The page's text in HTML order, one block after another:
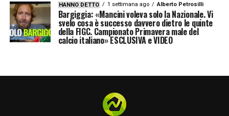
HANNO DETTO 1 settimana ago Alberto Petrosilli
Bargiggia: «Mancini voleva solo la Nazionale. Vi
svelo cosa è successo davvero dietro le quinte
della FIGC. Campionato Primavera male del
calcio italiano» ESCLUSIVA e VIDEO